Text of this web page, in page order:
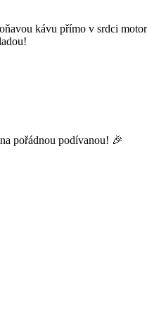
kávu přímo v srdci
pořádnou podívanou! 🎉